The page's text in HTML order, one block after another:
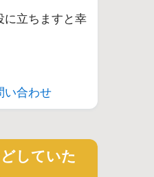
に立ちますと幸
い合わせ
していた